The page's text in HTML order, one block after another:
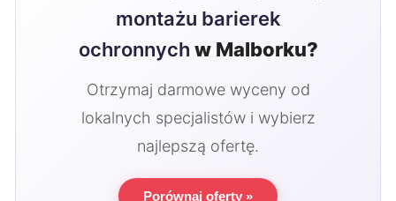
montażu barierek
ochronnych w Malborku?
Otrzymaj darmowe wyceny od
lokalnych specjalistów i wybierz
najlepszą ofertę.
Porównaj oferty »